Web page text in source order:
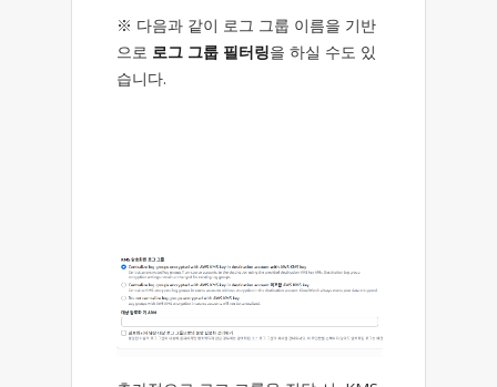
※ 다음과 같이 로그 그룹 이름을 기반
으로 로그 그룹 필터링을 하실 수도 있
습니다.